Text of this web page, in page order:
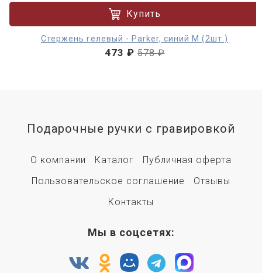
Купить
Стержень гелевый - Parker, синий M (2шт.)
473 ₽ 578 ₽
Подарочные ручки с гравировкой
О компании Каталог
Публичная оферта
Пользовательское соглашение
Отзывы
Контакты
Мы в соцсетях: